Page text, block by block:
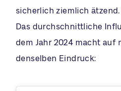
sicherlich ziemlich ätzend.
Das durchschnittliche
dem Jahr 2024 macht auf
denselben Eindruck: